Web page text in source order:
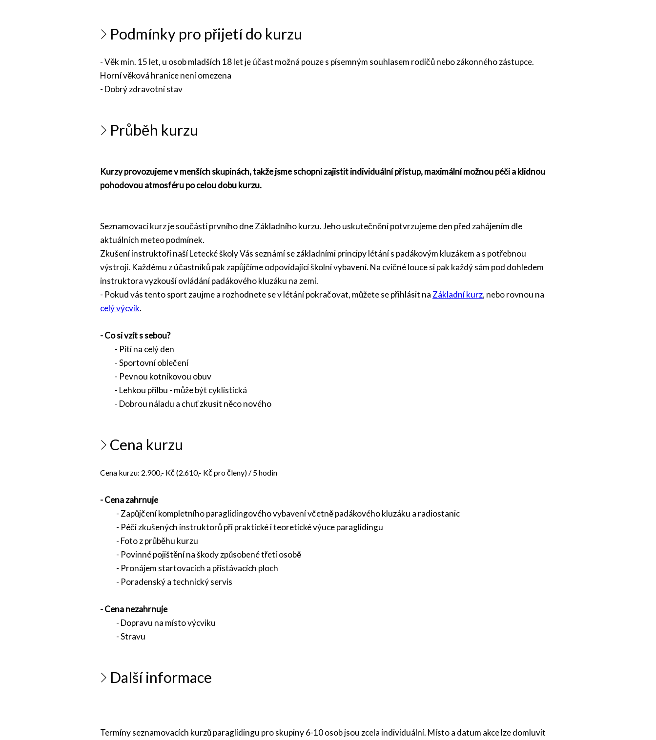
Podmínky pro přijetí do kurzu
- Věk min. 15 let, u osob mladších 18 let je účast možná pouze s písemným souhlasem rodičů nebo zákonného zástupce.
Horní věková hranice není omezena
- Dobrý zdravotní stav
Průběh kurzu
Kurzy provozujeme v menších skupinách, takže jsme schopni zajistit individuální přístup, maximální možnou péči a klidnou
pohodovou atmosféru po celou dobu kurzu.
Seznamovací kurz je součástí prvního dne Základního kurzu. Jeho uskutečnění potvrzujeme den před zahájením dle
aktuálních meteo podmínek.
Zkušení instruktoři naší Letecké školy Vás seznámí se základními principy létání s padákovým kluzákem a s potřebnou
výstrojí. Každému z účastníků pak zapůjčíme odpovídající školní vybavení. Na cvičné louce si pak každý sám pod dohledem
instruktora vyzkouší ovládání padákového kluzáku na zemi.
- Pokud vás tento sport zaujme a rozhodnete se v létání pokračovat, můžete se přihlásit na Základní kurz, nebo rovnou na
celý výcvik.
- Co si vzít s sebou?
- Pití na celý den
- Sportovní oblečení
- Pevnou kotníkovou obuv
- Lehkou přilbu - může být cyklistická
- Dobrou náladu a chuť zkusit něco nového
Cena kurzu
Cena kurzu: 2.900,- Kč(2.610,- Kč pro členy) / 5 hodin
- Cena zahrnuje
- Zapůjčení kompletního paraglidingového vybavení včetně padákového kluzáku a radiostanic
- Péči zkušených instruktorů při praktické i teoretické výuce paraglidingu
- Foto z průběhu kurzu
- Povinné pojištění na škody způsobené třetí osobě
- Pronájem startovacích a přistávacích ploch
- Poradenský a technický servis
- Cena nezahrnuje
- Dopravu na místo výcviku
- Stravu
Další informace
Termíny seznamovacích kurzů paraglidingu pro skupiny 6-10 osob jsou zcela individuální. Místo a datum akce lze domluvit